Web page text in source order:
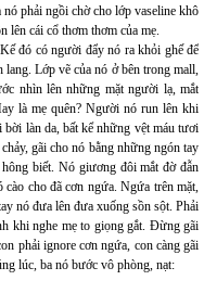
phải ngồi chờ cho lớp vaseline khô
lên cái cổ thơm thơm của mẹ.
đó có người đẩy nó ra khỏi ghế để
Lớp vẽ của nó ở bên trong mall,
nhìn lên những mặt người lạ, mắt
là mẹ quên? Người nó run lên khi
làn da, bất kể những vệt máu tươi
gãi cho nó bằng những ngón tay
biết. Nó giương đôi mắt đờ đẫn
cho đã cơn ngứa. Ngứa trên mặt,
nó đưa lên đưa xuống sồn sột. Phải
khi nghe mẹ to giọng gắt. Đừng gãi
phải ignore cơn ngứa, con càng gãi
lúc, ba nó bước vô phòng, nạt: